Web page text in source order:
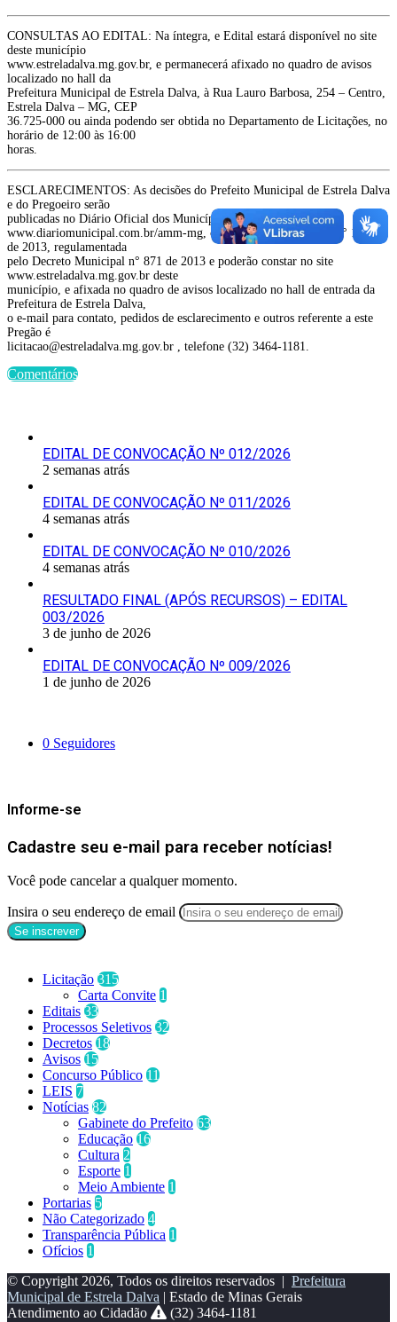
CONSULTAS AO EDITAL: Na íntegra, e Edital estará disponível no site
deste município
www.estreladalva.mg.gov.br, e permanecerá afixado no quadro de avisos
localizado no hall da
Prefeitura Municipal de Estrela Dalva, à Rua Lauro Barbosa, 254 – Centro,
Estrela Dalva – MG, CEP
36.725-000 ou ainda podendo ser obtida no Departamento de Licitações, no
horário de 12:00 às 16:00
horas.
ESCLARECIMENTOS: As decisões do Prefeito Municipal de Estrela Dalva
e do Pregoeiro serão
publicadas no Diário Oficial dos Municípios Mineiros, no endereço
www.diariomunicipal.com.br/amm-mg, conforme Lei Municipal n° 1.010
de 2013, regulamentada
pelo Decreto Municipal n° 871 de 2013 e poderão constar no site
www.estreladalva.mg.gov.br deste
município, e afixada no quadro de avisos localizado no hall de entrada da
Prefeitura de Estrela Dalva,
o e-mail para contato, pedidos de esclarecimento e outros referente a este
Pregão é
licitacao@estreladalva.mg.gov.br , telefone (32) 3464-1181.
Comentários
EDITAL DE CONVOCAÇÃO Nº 012/2026
2 semanas atrás
EDITAL DE CONVOCAÇÃO Nº 011/2026
4 semanas atrás
EDITAL DE CONVOCAÇÃO Nº 010/2026
4 semanas atrás
RESULTADO FINAL (APÓS RECURSOS) – EDITAL
003/2026
3 de junho de 2026
EDITAL DE CONVOCAÇÃO Nº 009/2026
1 de junho de 2026
0 Seguidores
Informe-se
Cadastre seu e-mail para receber notícias!
Você pode cancelar a qualquer momento.
Insira o seu endereço de email
Licitação 315
Carta Convite 1
Editais 33
Processos Seletivos 32
Decretos 18
Avisos 15
Concurso Público 11
LEIS 7
Notícias 82
Gabinete do Prefeito 63
Educação 16
Cultura 2
Esporte 1
Meio Ambiente 1
Portarias 5
Não Categorizado 4
Transparência Pública 1
Ofícios 1
© Copyright 2026, Todos os direitos reservados | Prefeitura
Municipal de Estrela Dalva | Estado de Minas Gerais
Atendimento ao Cidadão
(32) 3464-1181